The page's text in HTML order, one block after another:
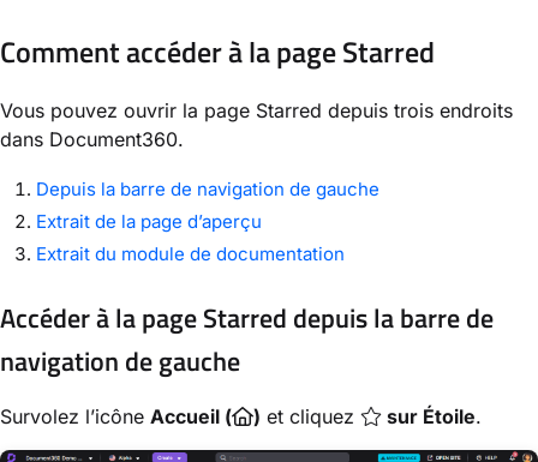
Comment accéder à la page Starred
Vous pouvez ouvrir la page Starred depuis trois endroits
dans Document360.
Depuis la barre de navigation de gauche
Extrait de la page d’aperçu
Extrait du module de documentation
Accéder à la page Starred depuis la barre de
navigation de gauche
Survolez l’icône Accueil ( ) et cliquez sur Étoile.